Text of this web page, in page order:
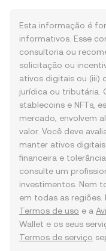
Esta informação é
informativos. Esse
consultoria ou
solicitação ou
ativos digitais ou (iii)
jurídica ou tributária.
stablecoins e NFTs,
mercado, envolvem
valor. Você deve
manter ativos
financeira e
consulte um
investimentos. Nem
em todas as regiões.
Termos de uso e a
Wallet e os seus
Termos de serviço